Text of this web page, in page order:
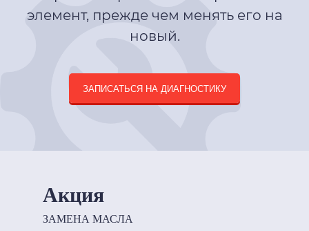
элемент, прежде чем менять его на
новый.
ЗАПИСАТЬСЯ НА ДИАГНОСТИКУ
Акция
ЗАМЕНА МАСЛА